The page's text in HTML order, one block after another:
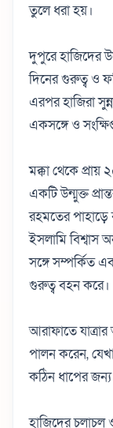
তুলে ধরা হয়।
দুপুরে হাজিদের
দিনের গুরুত্ব ও
এরপর হাজিরা
একসঙ্গে ও
মক্কা থেকে প্রায়
একটি উন্মুক্ত
রহমতের পাহাড়ে
ইসলামি বিশ্বাস
সঙ্গে সম্পর্কিত
গুরুত্ব বহন করে।
আরাফাতে
পালন করেন,
কঠিন ধাপের জন্য
হাজিদের চলাচল